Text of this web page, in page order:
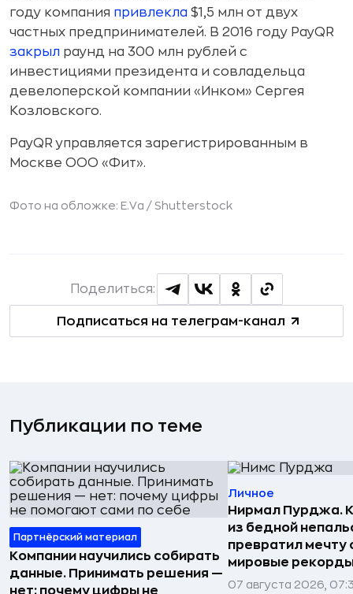
году компания привлекла $1,5 млн от двух
частных предпринимателей. В 2016 году PayQR
закрыл раунд на 300 млн рублей с
инвестициями президента и совладельца
девелоперской компании «Инком» Сергея
Козловского.
PayQR управляется зарегистрированным в
Москве ООО «Фит».
Фото на обложке: E.Va / Shutterstock
Подписаться на телеграм-канал
Поделиться:
Публикации по теме
Партнёрский материал
Компании научились собирать
данные. Принимать решения —
нет: почему цифры не
Личное
Нирмал Пурджа.
из бедной
превратил мечту
мировые рекорды
07 августа 2026,